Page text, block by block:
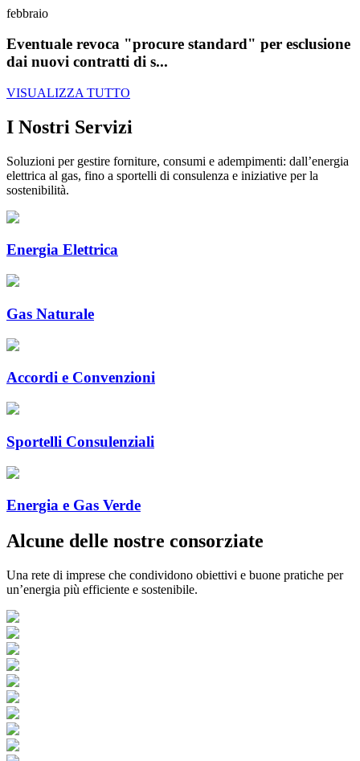
febbraio
Eventuale revoca "procure standard" per esclusione
dai nuovi contratti di s...
VISUALIZZA TUTTO
I Nostri Servizi
Soluzioni per gestire forniture, consumi e adempimenti: dall’energia
elettrica al gas, fino a sportelli di consulenza e iniziative per la
sostenibilità.
Energia Elettrica
Gas Naturale
Accordi e Convenzioni
Sportelli Consulenziali
Energia e Gas Verde
Alcune delle nostre consorziate
Una rete di imprese che condividono obiettivi e buone pratiche per
un’energia più efficiente e sostenibile.